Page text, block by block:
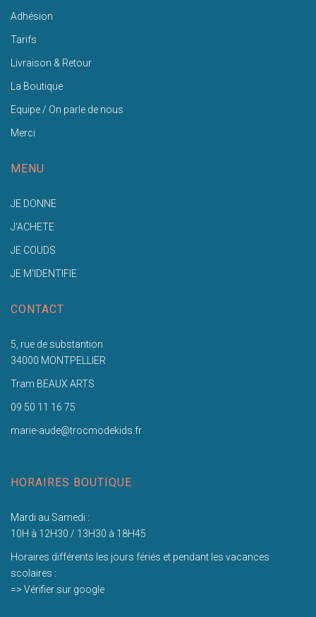
Adhésion
Tarifs
Livraison & Retour
La Boutique
Equipe / On parle de nous
Merci
MENU
JE DONNE
J'ACHETE
JE COUDS
JE M'IDENTIFIE
CONTACT
5, rue de substantion
34000 MONTPELLIER
Tram BEAUX ARTS
09 50 11 16 75
marie-aude@trocmodekids.fr
HORAIRES BOUTIQUE
Mardi au Samedi :
10H à 12H30 / 13H30 à 18H45
Horaires différents les jours fériés et pendant les vacances
scolaires :
=> Vérifier sur google